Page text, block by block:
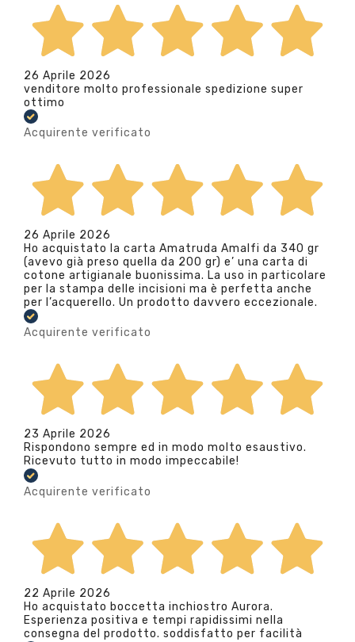
26 Aprile 2026
venditore molto professionale spedizione super
ottimo
Acquirente verificato
26 Aprile 2026
Ho acquistato la carta Amatruda Amalfi da 340 gr
(avevo già preso quella da 200 gr) e’ una carta di
cotone artigianale buonissima. La uso in particolare
per la stampa delle incisioni ma è perfetta anche
per l’acquerello. Un prodotto davvero eccezionale.
Acquirente verificato
23 Aprile 2026
Rispondono sempre ed in modo molto esaustivo.
Ricevuto tutto in modo impeccabile!
Acquirente verificato
22 Aprile 2026
Ho acquistato boccetta inchiostro Aurora.
Esperienza positiva e tempi rapidissimi nella
consegna del prodotto. soddisfatto per facilità